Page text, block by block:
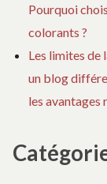
Pourquoi
colorants ?
Les limites de
un blog
les avantages